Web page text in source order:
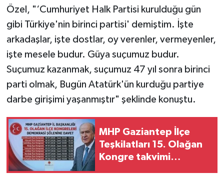
Özel, "‘Cumhuriyet Halk Partisi kurulduğu gün
gibi Türkiye'nin birinci partisi' demiştim. İşte
arkadaşlar, işte dostlar, oy verenler, vermeyenler,
işte mesele budur. Güya suçumuz budur.
Suçumuz kazanmak, suçumuz 47 yıl sonra birinci
parti olmak, Bugün Atatürk'ün kurduğu partiye
darbe girişimi yaşanmıştır" şeklinde konuştu.
MHP Gaziantep İlçe
Teşkilatları 15. Olağan
Kongre takvimi